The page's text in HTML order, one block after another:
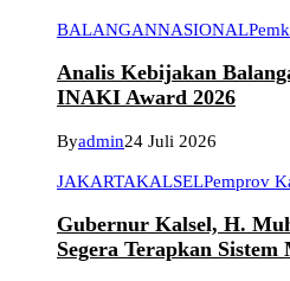
BALANGANNASIONAL
Analis Kebijakan
INAKI Award 2026
Byadmin24 Juli 2026
JAKARTAKALSELPemprov
Gubernur Kalsel, H.
Segera Terapkan